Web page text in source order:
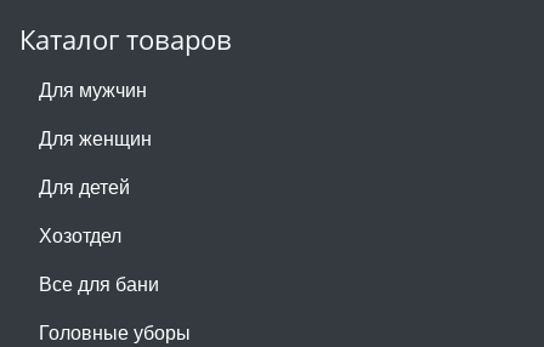
Каталог товаров
Для мужчин
Для женщин
Для детей
Хозотдел
Все для бани
Головные уборы